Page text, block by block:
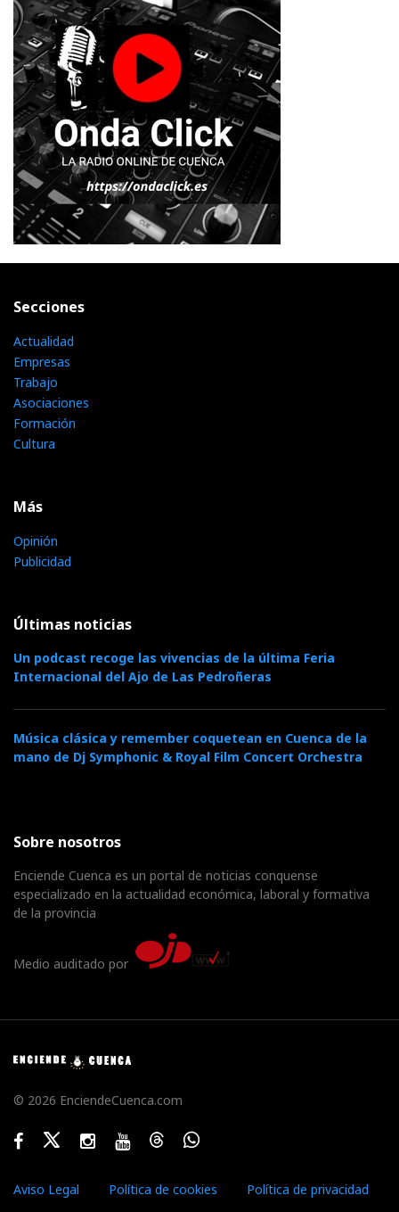
Secciones
Actualidad
Empresas
Trabajo
Asociaciones
Formación
Cultura
Más
Opinión
Publicidad
Últimas noticias
Un podcast recoge las vivencias de la última Feria
Internacional del Ajo de Las Pedroñeras
Música clásica y remember coquetean en Cuenca de la
mano de Dj Symphonic & Royal Film Concert Orchestra
Sobre nosotros
Enciende Cuenca es un portal de noticias conquense
especializado en la actualidad económica, laboral y formativa
de la provincia
Medio auditado por
© 2026 EnciendeCuenca.com
FacebookTwitterInstagramYoutubeThreadsWhatsApp
Aviso Legal Política de cookies Política de privacidad